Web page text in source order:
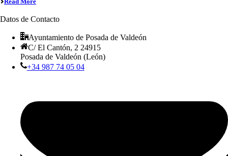
Datos de Contacto
Ayuntamiento de Posada de Valdeón
C/ El Cantón, 2 24915
Posada de Valdeón (León)
+34 987 74 05 04